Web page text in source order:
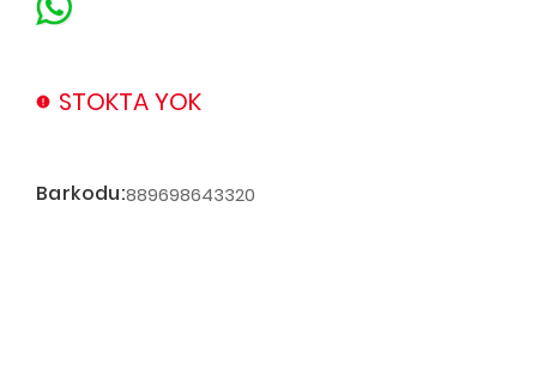
STOKTA YOK
Barkodu:889698643320